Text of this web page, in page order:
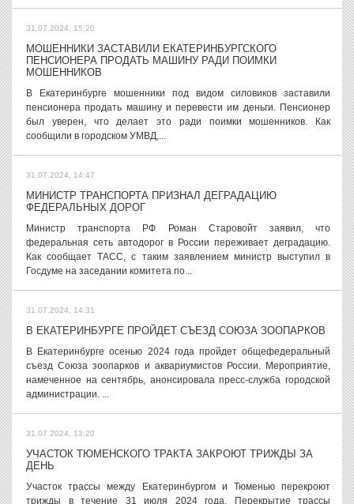
31.07.2024, 15:20
МОШЕННИКИ ЗАСТАВИЛИ ЕКАТЕРИНБУРГСКОГО
ПЕНСИОНЕРА ПРОДАТЬ МАШИНУ РАДИ ПОИМКИ
МОШЕННИКОВ
В Екатеринбурге мошенники под видом силовиков заставили
пенсионера продать машину и перевести им деньги. Пенсионер
был уверен, что делает это ради поимки мошенников. Как
сообщили в городском УМВД,...
31.07.2024, 14:47
МИНИСТР ТРАНСПОРТА ПРИЗНАЛ ДЕГРАДАЦИЮ
ФЕДЕРАЛЬНЫХ ДОРОГ
Министр транспорта РФ Роман Старовойт заявил, что
федеральная сеть автодорог в России переживает деградацию.
Как сообщает ТАСС, с таким заявлением министр выступил в
Госдуме на заседании комитета по...
31.07.2024, 14:31
В ЕКАТЕРИНБУРГЕ ПРОЙДЕТ СЪЕЗД СОЮЗА ЗООПАРКОВ
В Екатеринбурге осенью 2024 года пройдет общефедеральный
съезд Союза зоопарков и аквариумистов России. Мероприятие,
намеченное на сентябрь, анонсировала пресс-служба городской
администрации. ...
31.07.2024, 13:20
УЧАСТОК ТЮМЕНСКОГО ТРАКТА ЗАКРОЮТ ТРИЖДЫ ЗА
ДЕНЬ
Участок трассы между Екатеринбургом и Тюменью перекроют
трижды в течение 31 июля 2024 года. Перекрытие трассы